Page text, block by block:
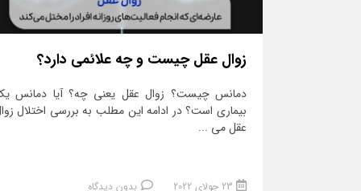
زوال عقل چیست و چه علائمی دارد؟
دمانس چیست؟ زوال عقل یعنی چه؟ آیا دمانس
بیماری است؟ در ادامه این مطلب به بررسی اختلال
عقل می ...
23 جولای 2022 بدون دیدگاه